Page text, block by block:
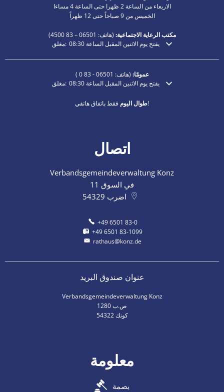
الاربعاء من الساعة 2 ظهرا حتى الساعة 4 مساءا
الخميس من 9 صباحاً حتى 12 ظهراً
مكتب الرعاية الاجتماعية: (هاتف:
4500)
انقر لإخفاء أوقات الفتح أو الإغلاق الإضافية
مغلق: يفتح يوم الاثنين المقبل الساعة 08:30
عمومًا: (هاتف:
)
انقر لإخفاء أوقات الفتح أو الإغلاق الإضافية
مغلق: يفتح يوم الاثنين المقبل الساعة 08:30
طوال اليومفقط باتفاق هاتفي!
اتصال
Verbandsgemeindeverwaltung Konz
في السوق 11
54329 اضرب
+49 6501 83-0
+49 6501 83-1099
rathaus@konz.de
عنوان صندوق البريد
Verbandsgemeindeverwaltung Konz
ص.ب 1280
54322 كونك
معلومة
بصمة